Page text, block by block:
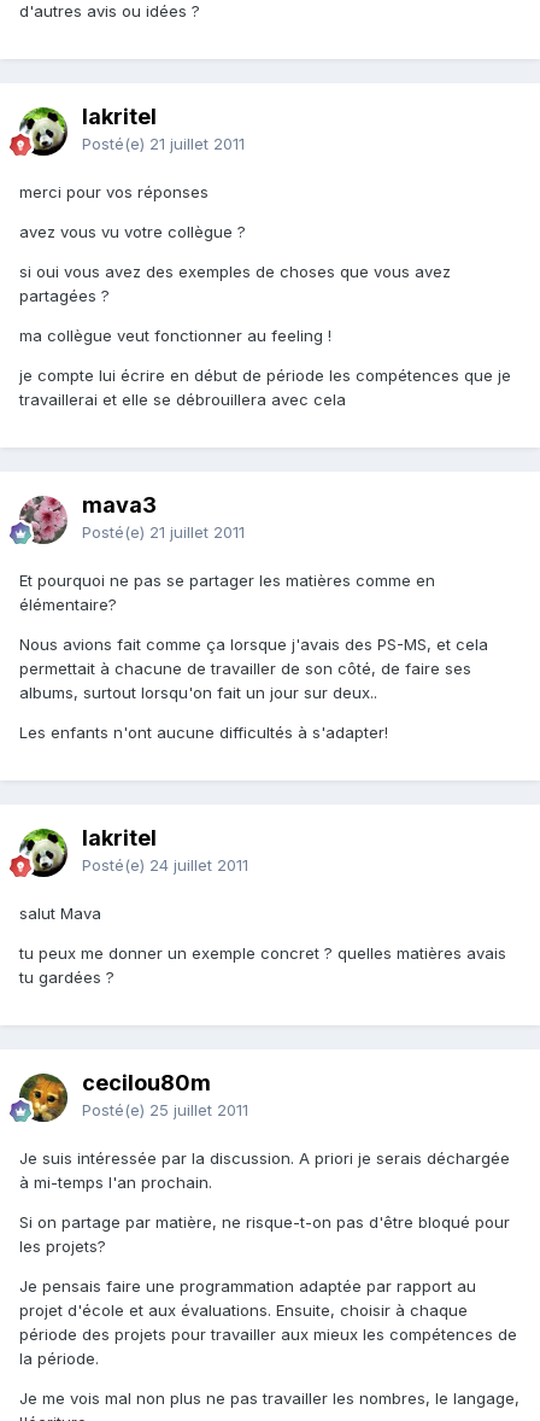
d'autres avis ou idées ?
lakritel
Posté(e) 21 juillet 2011
merci pour vos réponses
avez vous vu votre collègue ?
si oui vous avez des exemples de choses que vous avez
partagées ?
ma collègue veut fonctionner au feeling !
je compte lui écrire en début de période les compétences que je
travaillerai et elle se débrouillera avec cela
mava3
Posté(e) 21 juillet 2011
Et pourquoi ne pas se partager les matières comme en
élémentaire?
Nous avions fait comme ça lorsque j'avais des PS-MS, et cela
permettait à chacune de travailler de son côté, de faire ses
albums, surtout lorsqu'on fait un jour sur deux..
Les enfants n'ont aucune difficultés à s'adapter!
lakritel
Posté(e) 24 juillet 2011
salut Mava
tu peux me donner un exemple concret ? quelles matières avais
tu gardées ?
cecilou80m
Posté(e) 25 juillet 2011
Je suis intéressée par la discussion. A priori je serais déchargée
à mi-temps l'an prochain.
Si on partage par matière, ne risque-t-on pas d'être bloqué pour
les projets?
Je pensais faire une programmation adaptée par rapport au
projet d'école et aux évaluations. Ensuite, choisir à chaque
période des projets pour travailler aux mieux les compétences de
la période.
Je me vois mal non plus ne pas travailler les nombres, le langage,